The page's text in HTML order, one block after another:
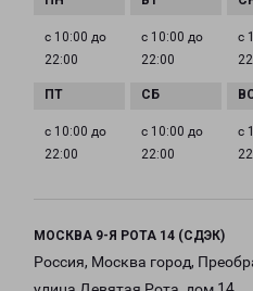
с 10:00 до
22:00
с 10:00 до
22:00
с
с 10:00 до
22:00
с 10:00 до
22:00
с
МОСКВА 9-Я РОТА 14 (СДЭК)
Россия, Москва город,